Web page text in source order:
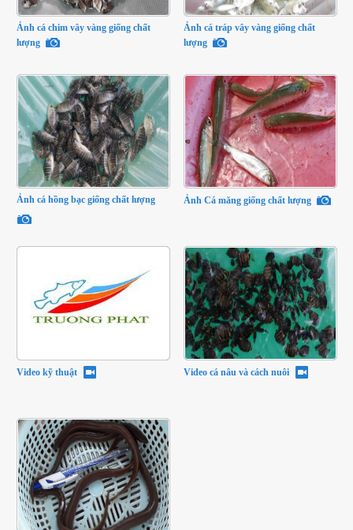
Ảnh cá chim vây vàng giống chất
lượng
Ảnh cá tráp vây vàng giống chất
lượng
Ảnh cá hồng bạc giống chất lượng Ảnh Cá măng giống chất lượng
Video kỹ thuật Video cá nâu và cách nuôi